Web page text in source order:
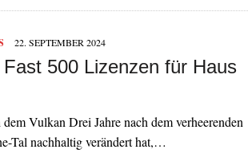
22. SEPTEMBER 2024
500 Lizenzen für Haus
Vulkan Drei Jahre nach dem verheerenden
Tal nachhaltig verändert hat,…